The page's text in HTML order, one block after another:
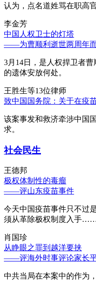
认为，点名道姓骂在职高
李金芳
中国人权卫士的灯塔
——为曹顺利逝世两周年而
3月14日，是人权捍卫者
的遗体安放何处。
王胜生等13位律师
致中国国务院：关于在疫
该案事发和救济牵涉中国
求。
社会民生
王德邦
极权体制性的毒瘤
——评山东疫苗事件
今天中国疫苗事件只不过
须从革除极权制度入手……
肖国珍
从睁眼之罪到越洋要挟
——评海外时事评论家长
中共当局在本案中的作为